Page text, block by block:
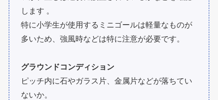
します 。
特に小学生が使用するミニゴールは軽量なものが
多いため、強風時などは特に注意が必要です。
グラウンドコンディション
ピッチ内に石やガラス片、金属片などが落ちてい
ないか。